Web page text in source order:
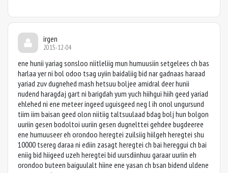
irgen
2015-12-04
ene hunii yariag sonsloo niitleliig mun humuusiin setgelees ch bas
harlaa yer ni bol odoo tsag uyiin baidaliig bid nar gadnaas haraad
yariad zuv dugnehed mash hetsuu boljee amidral deer hunii
nudend haragdaj gart ni barigdah yum yuch hiihgui hiih geed yariad
ehlehed ni ene meteer ingeed uguisgeed neg l ih onol ungursund
tiim iim baisan geed olon niitiig taltsuulaad bdag bolj hun bolgon
uuriin gesen bodoltoi uuriin gesen dugnelttei gehdee bugdeeree
ene humuuseer eh orondoo heregtei zuilsiig hiilgeh heregtei shu
10000 tsereg daraa ni ediin zasagt heregtei ch bai hereggui ch bai
eniig bid hiigeed uzeh heregtei bid uursdiinhuu garaar uuriin eh
orondoo buteen baiguulalt hiine ene yasan ch bsan bidend uldene